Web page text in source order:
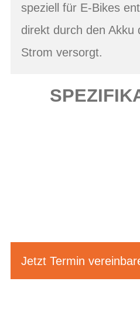
speziell für E-Bikes
direkt durch den Akku
Strom versorgt.
Jetzt Termin